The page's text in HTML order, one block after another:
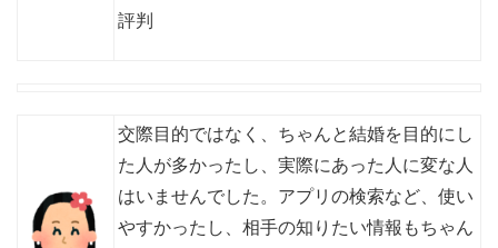
評判
交際目的ではなく、ちゃんと結婚を目的にし
た人が多かったし、実際にあった人に変な人
はいませんでした。アプリの検索など、使い
やすかったし、相手の知りたい情報もちゃん